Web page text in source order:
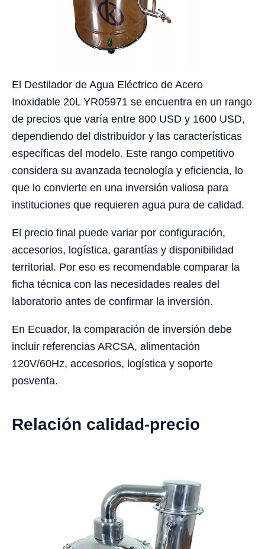
El Destilador de Agua Eléctrico de Acero
Inoxidable 20L YR05971 se encuentra en un rango
de precios que varía entre 800 USD y 1600 USD,
dependiendo del distribuidor y las características
específicas del modelo. Este rango competitivo
considera su avanzada tecnología y eficiencia, lo
que lo convierte en una inversión valiosa para
instituciones que requieren agua pura de calidad.
El precio final puede variar por configuración,
accesorios, logística, garantías y disponibilidad
territorial. Por eso es recomendable comparar la
ficha técnica con las necesidades reales del
laboratorio antes de confirmar la inversión.
En Ecuador, la comparación de inversión debe
incluir referencias ARCSA, alimentación
120V/60Hz, accesorios, logística y soporte
posventa.
Relación calidad-precio